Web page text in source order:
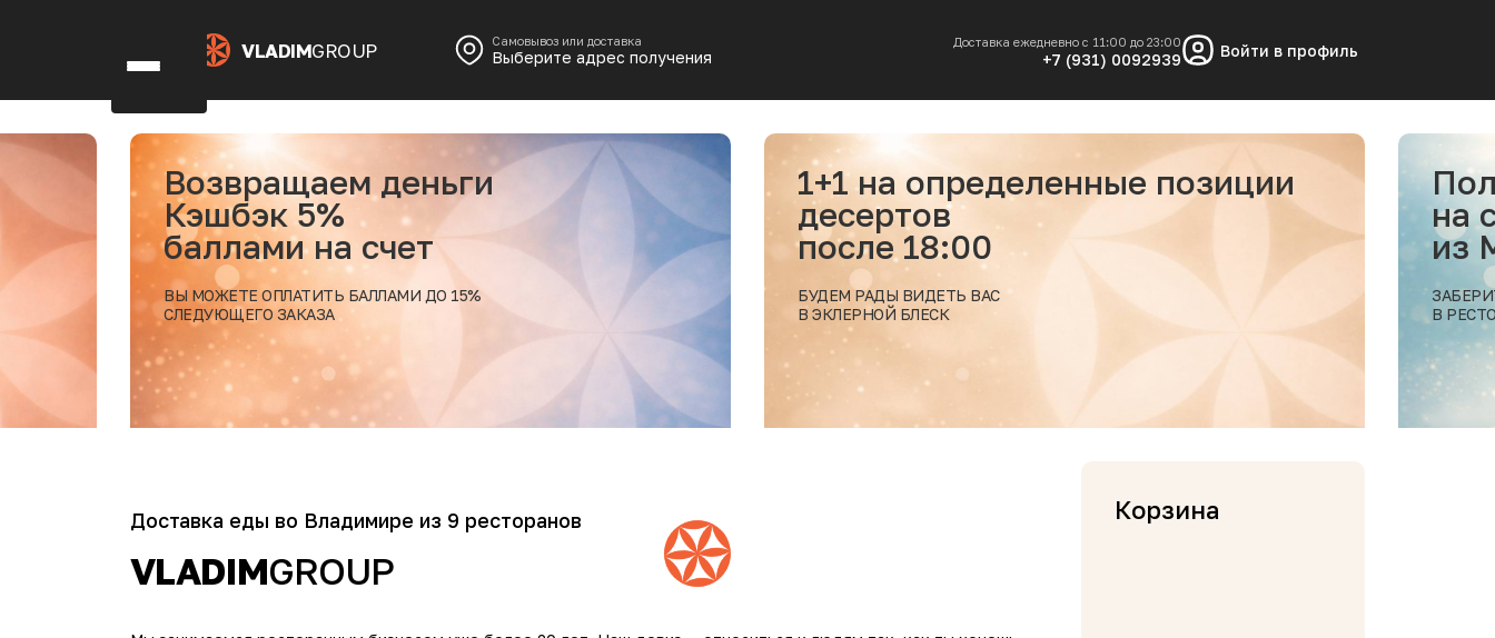
VLADIMGROUP Самовывоз или доставка
Выберите адрес получения
Доставка ежедневно с 11:00 до 23:00
+7 (931) 0092939 Войти в профиль
деньги
5%
на счет
ОПЛАТИТЬ БАЛЛАМИ ДО 15%
ЗАКАЗА
1+1 на определенные позиции
десертов
после 18:00
БУДЕМ РАДЫ ВИДЕТЬ ВАС
В ЭКЛЕРНОЙ БЛЕСК
Получи
на самовывоз
из МОРЕСКО
ЗАБЕРИТЕ ВАШ ЗАКАЗ
В РЕСТОРАНЕ МОРЕСКО
Доставка еды во Владимире из 9 ресторанов
VLADIMGROUP
Корзина